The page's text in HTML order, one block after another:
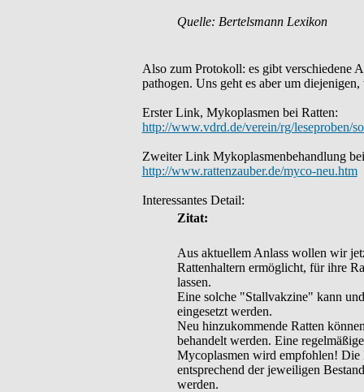
Quelle: Bertelsmann Lexikon
Also zum Protokoll: es gibt verschiedene
pathogen. Uns geht es aber um
Erster Link, Mykoplasmen bei Ratten:
http://www.vdrd.de/verein/rg/leseproben/
Zweiter Link Mykoplasmenbehandlung
http://www.rattenzauber.de/myco-neu.htm
Interessantes Detail:
Zitat:
Aus aktuellem Anlass wollen wir
Rattenhaltern ermöglicht, für ihre
lassen.
Eine solche "Stallvakzine" kann
eingesetzt werden.
Neu hinzukommende Ratten
behandelt werden. Eine
Mycoplasmen wird empfohlen! Die
entsprechend der jeweiligen
werden.